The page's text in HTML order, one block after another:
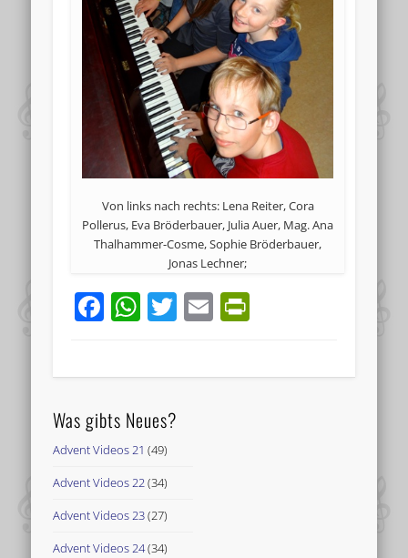
Von links nach rechts: Lena Reiter, Cora
Pollerus, Eva Bröderbauer, Julia Auer, Mag. Ana
Thalhammer-Cosme, Sophie Bröderbauer,
Jonas Lechner;
Facebook
WhatsApp
Twitter
Email
Was gibts Neues?
Advent Videos 21 (49)
Advent Videos 22(34)
Advent Videos 23(27)
Advent Videos 24(34)